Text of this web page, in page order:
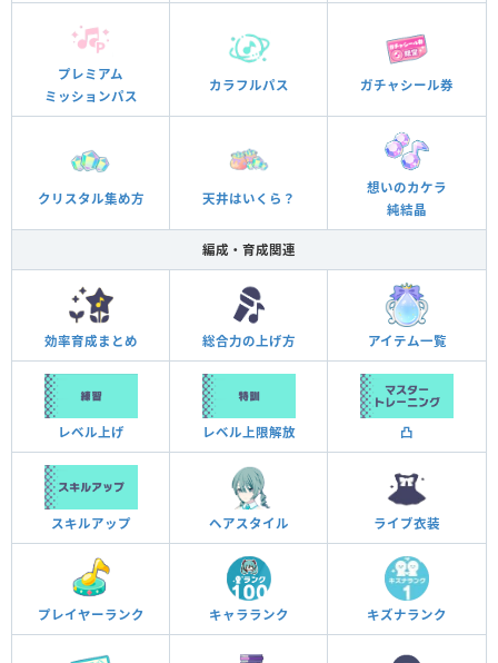
プレミアム
ミッションパス
カラフルパス ガチャシール券
クリスタル集め方 天井はいくら？
想いのカケラ
純結晶
編成・育成関連
効率育成まとめ 総合力の上げ方 アイテム一覧
レベル上げ レベル上限解放 凸
スキルアップ ヘアスタイル ライブ衣装
プレイヤーランク キャラランク キズナランク